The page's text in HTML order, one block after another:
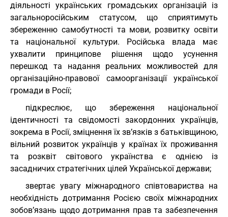
діяльності українських громадських організацій із
загальноросійським статусом, що сприятимуть
збереженню самобутності та мови, розвитку освіти
та національної культури. Російська влада має
ухвалити принципове рішення щодо усунення
перешкод та надання реальних можливостей для
організаційно-правової самоорганізації української
громади в Росії;
підкреслює, що збереження національної
ідентичності та свідомості закордонних українців,
зокрема в Росії, зміцнення їх зв’язків з батьківщиною,
вільний розвиток українців у країнах їх проживання
та розквіт світового українства є однією із
засадничих стратегічних цілей Української держави;
звертає увагу міжнародного співтовариства на
необхідність дотримання Росією своїх міжнародних
зобов’язань щодо дотримання прав та забезпечення